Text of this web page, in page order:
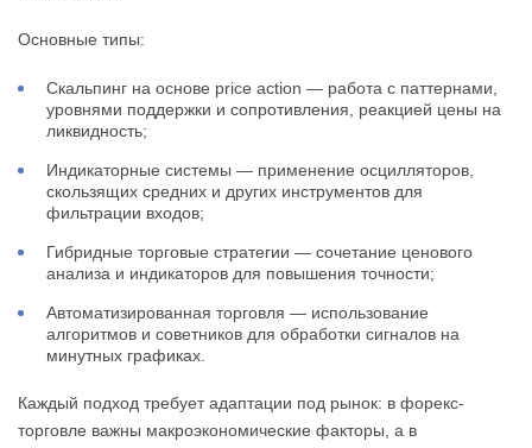
Основные типы:
Скальпинг на основе price action — работа с паттернами,
уровнями поддержки и сопротивления, реакцией цены на
ликвидность;
Индикаторные системы — применение осцилляторов,
скользящих средних и других инструментов для
фильтрации входов;
Гибридные торговые стратегии — сочетание ценового
анализа и индикаторов для повышения точности;
Автоматизированная торговля — использование
алгоритмов и советников для обработки сигналов на
минутных графиках.
Каждый подход требует адаптации под рынок: в форекс-
торговле важны макроэкономические факторы, а в